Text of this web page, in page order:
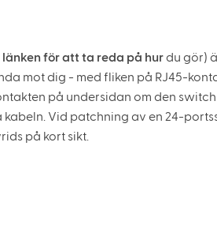
länken för att ta reda på hurdu gör)
mot dig - med fliken på RJ45-
på undersidan om den switch
kabeln. Vid patchning av en 24-
på kort sikt.